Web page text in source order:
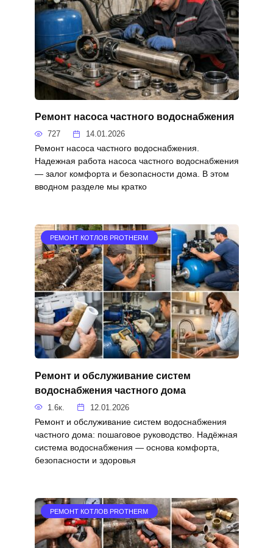
Ремонт насоса частного водоснабжения
727 14.01.2026
Ремонт насоса частного водоснабжения.
Надежная работа насоса частного водоснабжения
— залог комфорта и безопасности дома. В этом
вводном разделе мы кратко
РЕМОНТ КОТЛОВ PROTHERM
Ремонт и обслуживание систем
водоснабжения частного дома
1.6к. 12.01.2026
Ремонт и обслуживание систем водоснабжения
частного дома: пошаговое руководство. Надёжная
система водоснабжения — основа комфорта,
безопасности и здоровья
РЕМОНТ КОТЛОВ PROTHERM